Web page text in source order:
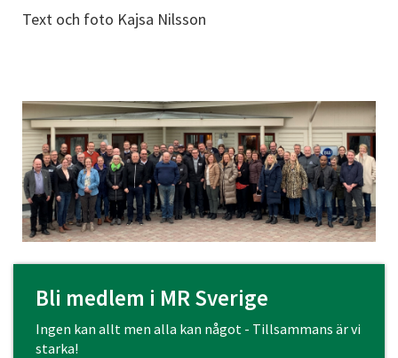
Text och foto Kajsa Nilsson
Bli medlem i MR Sverige
Ingen kan allt men alla kan något - Tillsammans är vi
starka!